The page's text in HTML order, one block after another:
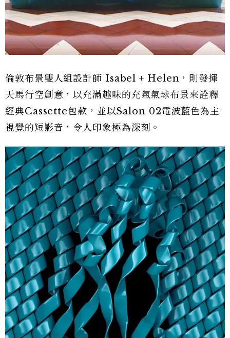
倫敦布景雙人組設計師 Isabel + Helen，則發揮
天馬行空創意，以充滿趣味的充氣氣球布景來詮釋
經典Cassette包款，並以Salon 02電波藍色為主
視覺的短影音，令人印象極為深刻。